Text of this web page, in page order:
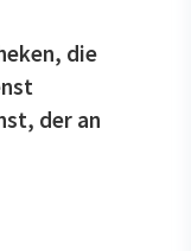
die
der an